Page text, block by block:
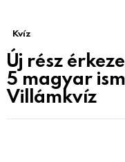
Kvíz
Új rész
5 magyar
Villámkvíz